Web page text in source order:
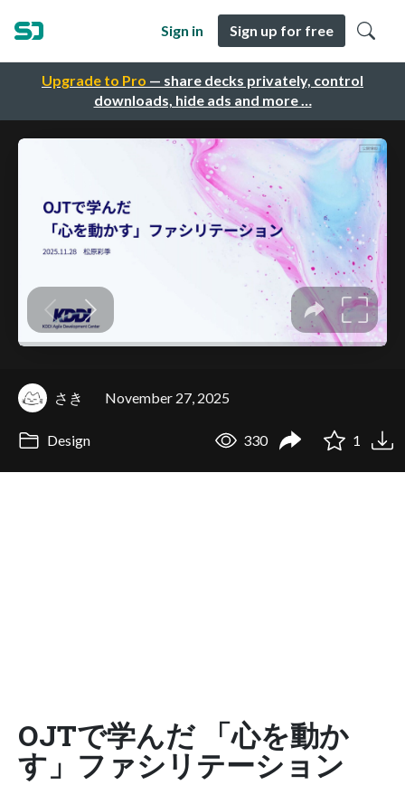
Upgrade to Pro — share decks privately, control
downloads, hide ads and more …
Sign in Sign up for free
さき November 27, 2025
Design 330 1
OJTで学んだ 「心を動か
す」ファシリテーション